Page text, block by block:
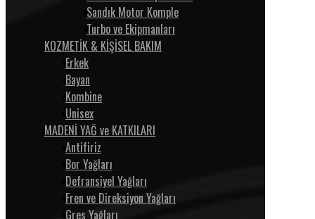
Sandık Motor Komple
Turbo ve Ekipmanları
KOZMETİK & KİŞİSEL BAKIM
Erkek
Bayan
Kombine
Unisex
MADENİ YAĞ ve KATKILARI
Antifiriz
Bor Yağları
Defransiyel Yağları
Fren ve Direksiyon Yağları
Gres Yağları